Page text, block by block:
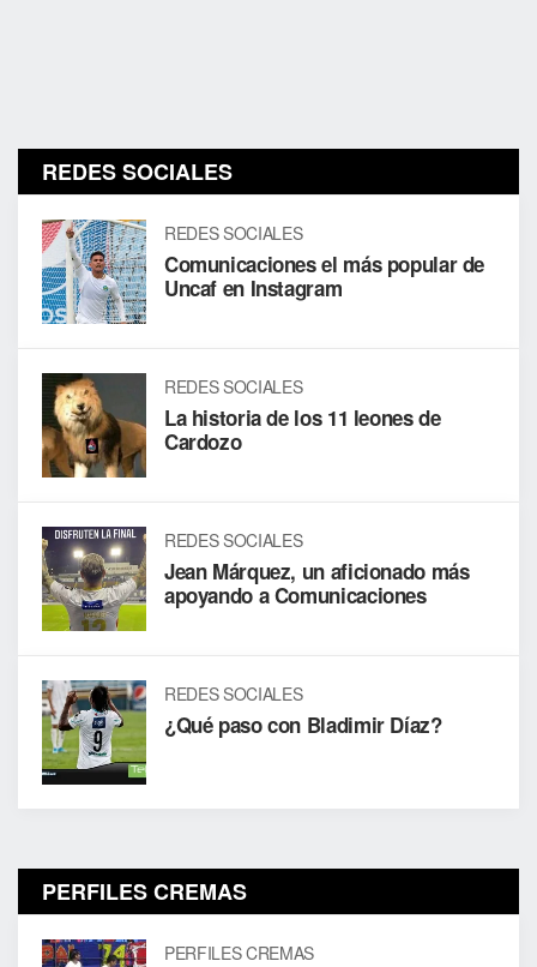
REDES SOCIALES
REDES SOCIALES
Comunicaciones el más popular de
Uncaf en Instagram
REDES SOCIALES
La historia de los 11 leones de
Cardozo
REDES SOCIALES
Jean Márquez, un aficionado más
apoyando a Comunicaciones
REDES SOCIALES
¿Qué paso con Bladimir Díaz?
PERFILES CREMAS
PERFILES CREMAS